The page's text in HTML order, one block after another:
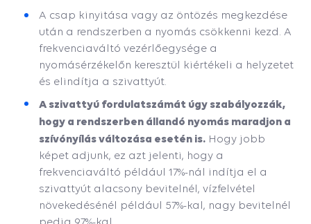
A csap kinyitása vagy az öntözés megkezdése
után a rendszerben a nyomás csökkenni kezd. A
frekvenciaváltó vezérlőegysége a
nyomásérzékelőn keresztül kiértékeli a helyzetet
és elindítja a szivattyút.
A szivattyú fordulatszámát úgy szabályozzák,
hogy a rendszerben állandó nyomás maradjon a
szívónyílás változása esetén is. Hogy jobb
képet adjunk, ez azt jelenti, hogy a
frekvenciaváltó például 17%-nál indítja el a
szivattyút alacsony bevitelnél, vízfelvétel
növekedésénél például 57%-kal, nagy bevitelnél
pedig 97%-kal.